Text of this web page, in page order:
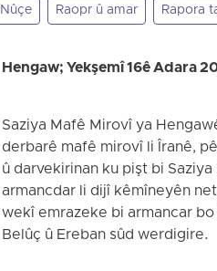
Nûçe Raopr û amar Rapora
‌Hengaw; Yekşemî 16ê Adara
Saziya Mafê Mirovî ya
derbarê mafê mirovî li Îranê,
û darvekirinan ku pişt bi
armancdar li dijî kêmîneyên
wekî emrazeke bi armancar
Belûç û Ereban sûd werdigire.